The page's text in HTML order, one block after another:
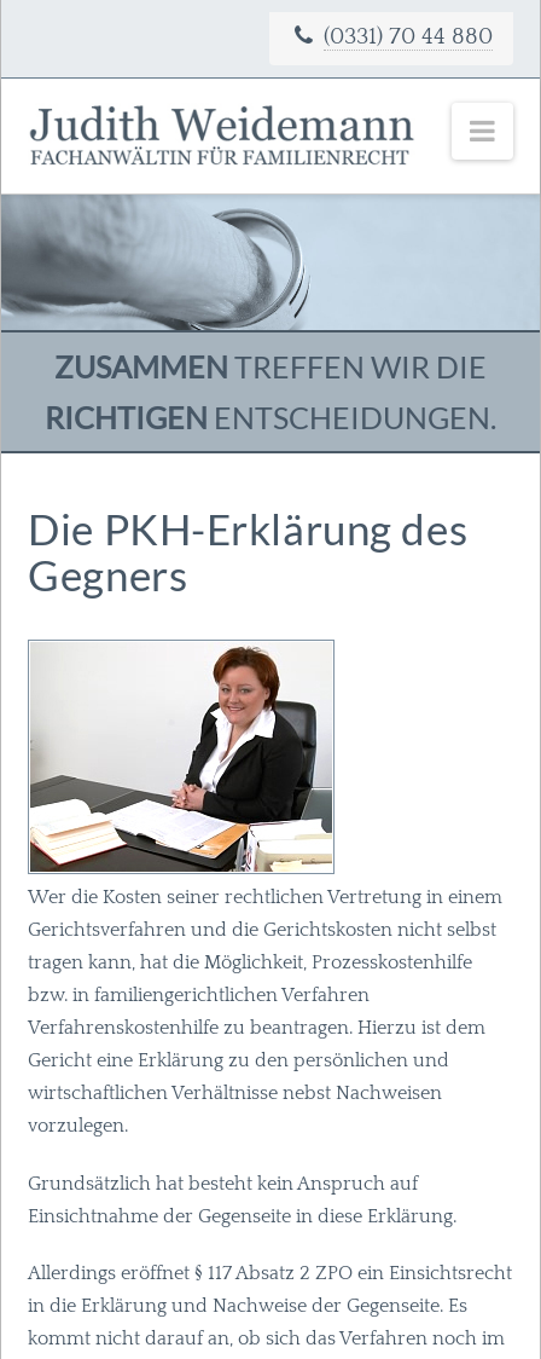
(0331) 70 44 880
ZUSAMMEN TREFFEN WIR DIE
RICHTIGEN ENTSCHEIDUNGEN.
Die PKH-Erklärung des
Gegners
Wer die Kosten seiner rechtlichen Vertretung in einem
Gerichtsverfahren und die Gerichtskosten nicht selbst
tragen kann, hat die Möglichkeit, Prozesskostenhilfe
bzw. in familiengerichtlichen Verfahren
Verfahrenskostenhilfe zu beantragen. Hierzu ist dem
Gericht eine Erklärung zu den persönlichen und
wirtschaftlichen Verhältnisse nebst Nachweisen
vorzulegen.
Grundsätzlich hat besteht kein Anspruch auf
Einsichtnahme der Gegenseite in diese Erklärung.
Allerdings eröffnet § 117 Absatz 2ZPO ein Einsichtsrecht
in die Erklärung und Nachweise der Gegenseite. Es
kommt nicht darauf an, ob sich das Verfahren noch im